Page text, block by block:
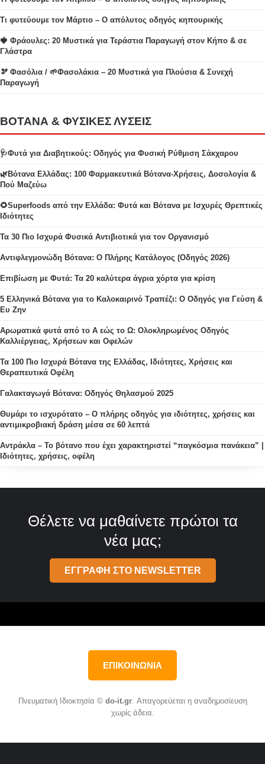
Τι φυτεύουμε τον Μάρτιο – Ο απόλυτος οδηγός κηπουρικής
🍓 Φράουλες: 20 Μυστικά για Τεράστια Παραγωγή στον Κήπο & σε
Γλάστρα
🫘 Φασόλια / 🌱Φασολάκια – 20 Μυστικά για Πλούσια & Συνεχή
Παραγωγή
ΒΟΤΑΝΑ & ΦΥΣΙΚΕΣ ΛΥΣΕΙΣ
🩺Φυτά για Διαβητικούς: Οδηγός για Φυσική Ρύθμιση Σάκχαρου
🌿Βότανα Ελλάδας: 100 Φαρμακευτικά Βότανα-Χρήσεις, Δοσολογία &
Πού Μαζεύω
🌻Superfoods από την Ελλάδα: Φυτά και Βότανα με Ισχυρές Θρεπτικές
Ιδιότητες
Τα 30 Πιο Ισχυρά Φυσικά Αντιβιοτικά για τον Οργανισμό
Αντιφλεγμονώδη Βότανα: Ο Πλήρης Κατάλογος (Οδηγός 2026)
Επιβίωση με Φυτά: Τα 20 καλύτερα άγρια χόρτα για κρίση
5 Ελληνικά Βότανα για το Καλοκαιρινό Τραπέζι: Ο Οδηγός για Γεύση &
Ευ Ζην
Αρωματικά φυτά από το Α εώς το Ω: Ολοκληρωμένος Οδηγός
Καλλιέργειας, Χρήσεων και Οφελών
Τα 100 Πιο Ισχυρά Βότανα της Ελλάδας, Ιδιότητες, Χρήσεις και
Θεραπευτικά Οφέλη
Γαλακταγωγά Βότανα: Οδηγός Θηλασμού 2025
Θυμάρι το ισχυρότατο – Ο πλήρης οδηγός για ιδιότητες, χρήσεις και
αντιμικροβιακή δράση μέσα σε 60 λεπτά
Αντράκλα – Το βότανο που έχει χαρακτηριστεί “παγκόσμια πανάκεια” |
Ιδιότητες, χρήσεις, οφέλη
Θέλετε να μαθαίνετε πρώτοι τα
νέα μας;
ΕΓΓΡΑΦΗ ΣΤΟ NEWSLETTER
ΕΠΙΚΟΙΝΩΝΙΑ
Πνευματική Ιδιοκτησία © do-it.gr. Απαγορεύεται η αναδημοσίευση
χωρίς άδεια.